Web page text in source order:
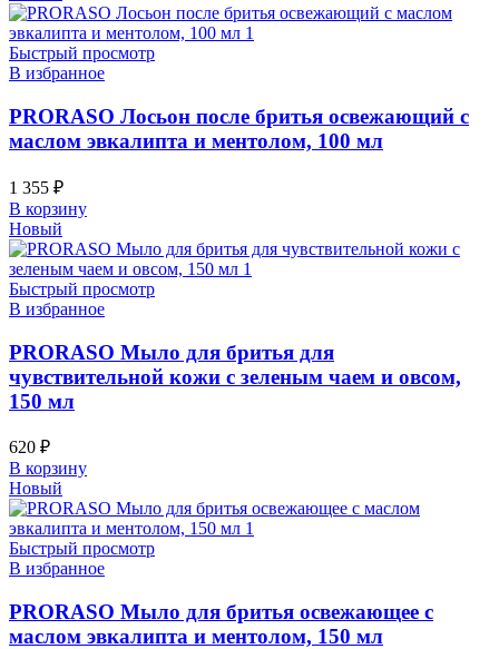
Быстрый просмотр
В избранное
PRORASO Лосьон после бритья освежающий с
маслом эвкалипта и ментолом, 100 мл
1 355 ₽
В корзину
Новый
Быстрый просмотр
В избранное
PRORASO Мыло для бритья для
чувствительной кожи с зеленым чаем и овсом,
150 мл
620 ₽
В корзину
Новый
Быстрый просмотр
В избранное
PRORASO Мыло для бритья освежающее с
маслом эвкалипта и ментолом, 150 мл